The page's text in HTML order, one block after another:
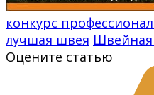
конкурс
лучшая швея Швейная
Оцените статью